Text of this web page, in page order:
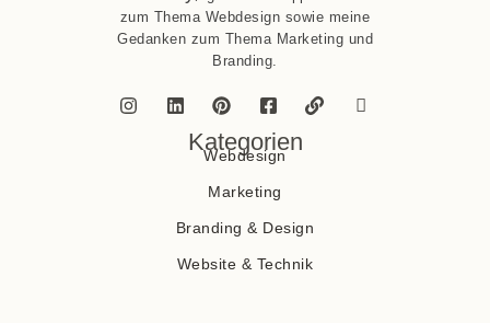
zum Thema Webdesign sowie meine
Gedanken zum Thema Marketing und
Branding.
Kategorien
Webdesign
Marketing
Branding & Design
Website & Technik